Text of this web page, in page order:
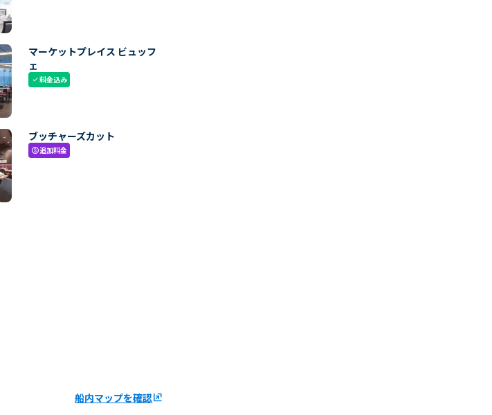
マーケットプレイス ビュッフ
ェ
check料金込み
ブッチャーズカット
paid追加料金
船内マップを確認ungroup